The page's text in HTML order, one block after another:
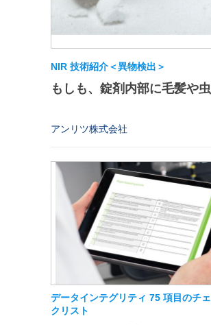
NIR 技術紹介＜異物検出＞
もしも、錠剤内部に毛髪や
アンリツ株式会社
データインテグリティ 75 項目のチ
クリスト